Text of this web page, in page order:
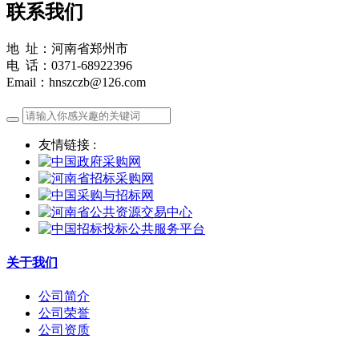
联系我们
地 址：河南省郑州市
电 话：0371-68922396
Email：hnszczb@126.com
友情链接 :
关于我们
公司简介
公司荣誉
公司资质